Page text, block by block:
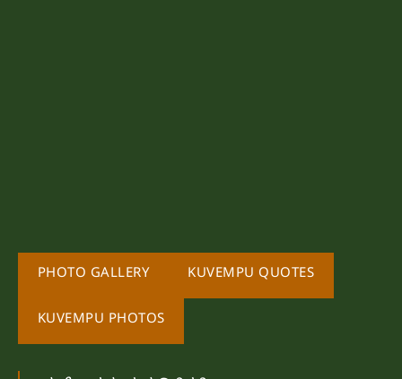
PHOTO GALLERY KUVEMPU QUOTES
KUVEMPU PHOTOS